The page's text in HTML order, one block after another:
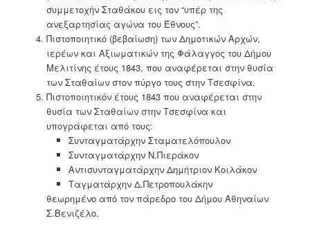
συμμετοχήν Σταθάκου εις τον “υπέρ της
ανεξαρτησίας αγώνα του Έθνους”.
Πιστοποιητικό (βεβαίωση) των Δημοτικών Αρχών,
ιερέων και Αξιωματικών της Φάλαγγος του Δήμου
Μελιτίνης έτους 1843, που αναφέρεται στην θυσία
των Σταθαίων στον πύργο τους στην Τσεσφίνα.
Πιστοποιητικόν έτους 1843 που αναφέρεται στην
θυσία των Σταθαίων στην Τσεσφίνα και
υπογράφεται από τους:
Συνταγματάρχην Σταματελόπουλον
Συνταγματάρχην Ν.Πιεράκον
Αντισυνταγματάρχην Δημήτριον Κοιλάκον
Ταγματάρχην Δ.Πετροπουλάκην
θεωρημένο από τον πάρεδρο του Δήμου Αθηναίων
Σ.Βενιζέλο.